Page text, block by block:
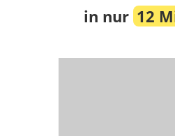
in nur 12